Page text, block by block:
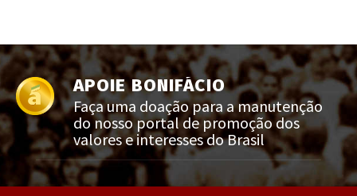
APOIE BONIFÁCIO
Faça uma doação para a manutenção
do nosso portal de promoção dos
valores e interesses do Brasil